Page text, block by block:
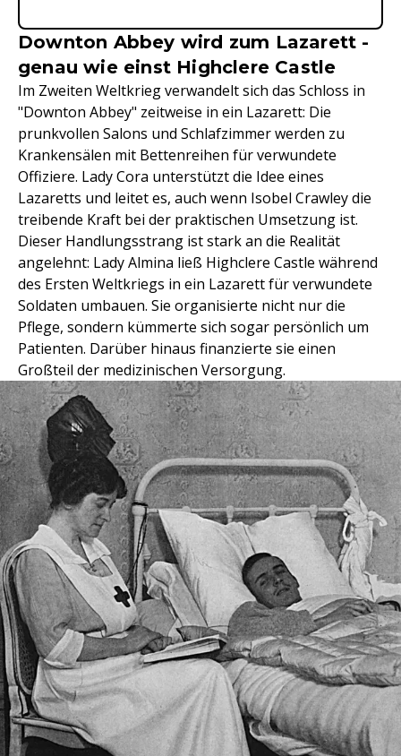
Downton Abbey wird zum Lazarett -
genau wie einst Highclere Castle
Im Zweiten Weltkrieg verwandelt sich das Schloss in
"Downton Abbey" zeitweise in ein Lazarett: Die
prunkvollen Salons und Schlafzimmer werden zu
Krankensälen mit Bettenreihen für verwundete
Offiziere. Lady Cora unterstützt die Idee eines
Lazaretts und leitet es, auch wenn Isobel Crawley die
treibende Kraft bei der praktischen Umsetzung ist.
Dieser Handlungsstrang ist stark an die Realität
angelehnt: Lady Almina ließ Highclere Castle während
des Ersten Weltkriegs in ein Lazarett für verwundete
Soldaten umbauen. Sie organisierte nicht nur die
Pflege, sondern kümmerte sich sogar persönlich um
Patienten. Darüber hinaus finanzierte sie einen
Großteil der medizinischen Versorgung.